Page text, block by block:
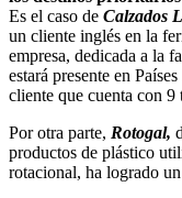
Es el caso de Calzados
un cliente inglés en la
empresa, dedicada a la
estará presente en
cliente que cuenta con 9
Por otra parte, Rotogal,
productos de plástico
rotacional, ha logrado